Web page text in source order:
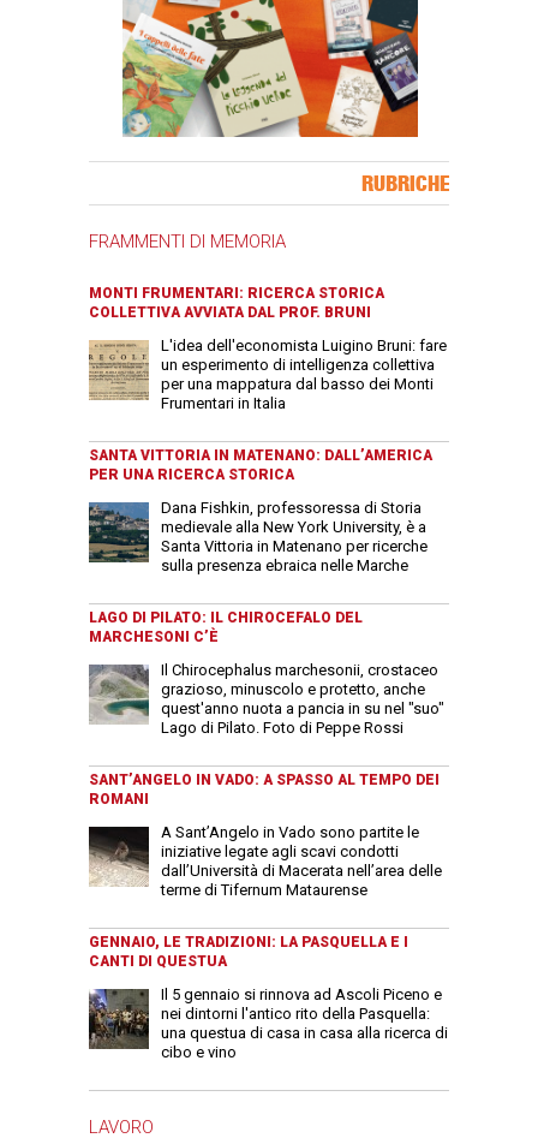
RUBRICHE
FRAMMENTI DI MEMORIA
MONTI FRUMENTARI: RICERCA STORICA
COLLETTIVA AVVIATA DAL PROF. BRUNI
L'idea dell'economista Luigino Bruni: fare
un esperimento di intelligenza collettiva
per una mappatura dal basso dei Monti
Frumentari in Italia
SANTA VITTORIA IN MATENANO: DALL’AMERICA
PER UNA RICERCA STORICA
Dana Fishkin, professoressa di Storia
medievale alla New York University, è a
Santa Vittoria in Matenano per ricerche
sulla presenza ebraica nelle Marche
LAGO DI PILATO: IL CHIROCEFALO DEL
MARCHESONI C’È
Il Chirocephalus marchesonii, crostaceo
grazioso, minuscolo e protetto, anche
quest'anno nuota a pancia in su nel "suo"
Lago di Pilato. Foto di Peppe Rossi
SANT’ANGELO IN VADO: A SPASSO AL TEMPO DEI
ROMANI
A Sant’Angelo in Vado sono partite le
iniziative legate agli scavi condotti
dall’Università di Macerata nell’area delle
terme di Tifernum Mataurense
GENNAIO, LE TRADIZIONI: LA PASQUELLA E I
CANTI DI QUESTUA
Il 5 gennaio si rinnova ad Ascoli Piceno e
nei dintorni l'antico rito della Pasquella:
una questua di casa in casa alla ricerca di
cibo e vino
LAVORO